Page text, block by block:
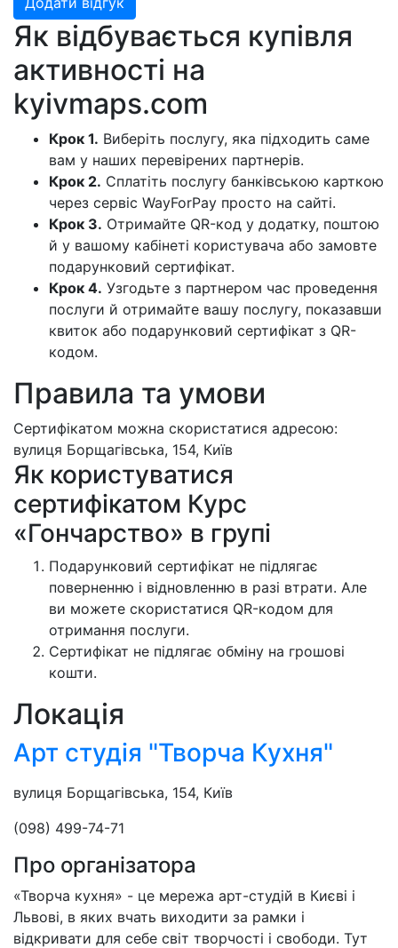
Як відбувається купівля
активності на
kyivmaps.com
Крок 1. Виберіть послугу, яка підходить саме
вам у наших перевірених партнерів.
Крок 2. Сплатіть послугу банківською карткою
через сервіс WayForPay просто на сайті.
Крок 3. Отримайте QR-код у додатку, поштою
й у вашому кабінеті користувача або замовте
подарунковий сертифікат.
Крок 4. Узгодьте з партнером час проведення
послуги й отримайте вашу послугу, показавши
квиток або подарунковий сертифікат з QR-
кодом.
Правила та умови
Сертифікатом можна скористатися адресою:
вулиця Борщагівська, 154, Київ
Як користуватися
сертифікатом Курс
«Гончарство» в групі
Подарунковий сертифікат не підлягає
поверненню і відновленню в разі втрати. Але
ви можете скористатися QR-кодом для
отримання послуги.
Сертифікат не підлягає обміну на грошові
кошти.
Локація
Арт студія "Творча Кухня"
вулиця Борщагівська, 154, Київ
(098) 499-74-71
Про організатора
«Творча кухня» - це мережа арт-студій в Києві і
Львові, в яких вчать виходити за рамки і
відкривати для себе світ творчості і свободи. Тут